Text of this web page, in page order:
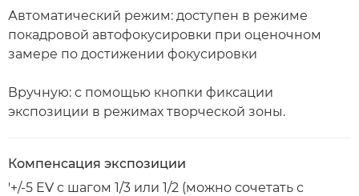
Автоматический режим: доступен в режиме
покадровой автофокусировки при оценочном
замере по достижении фокусировки
Вручную: с помощью кнопки фиксации
экспозиции в режимах творческой зоны.
Компенсация экспозиции
'+/-5 EV с шагом 1/3 или 1/2 (можно сочетать с